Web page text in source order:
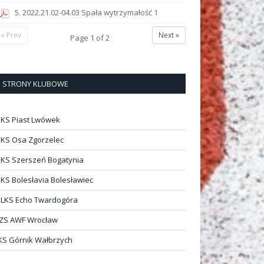
5. 2022.21.02-04.03 Spała wytrzymałość 1
Next »
Page 1 of2
« Prev
STRONY KLUBOWE
Piast Lwówek
Osa Zgorzelec
Szerszeń Bogatynia
Bolesłavia Bolesławiec
Echo Twardogóra
AWF Wrocław
Górnik Wałbrzych